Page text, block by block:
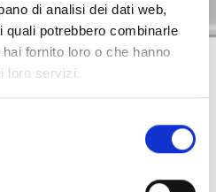
di analisi dei dati web,
potrebbero combinarle
fornito loro o che hanno
loro servizi.
FBOX100T